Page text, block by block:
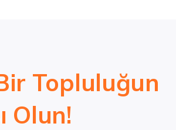
Topluluğun
Olun!